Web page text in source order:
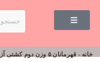
خانه - قهرمانان ۵ وزن دوم کشتی آزاد جام تختی اشکار شدند – مهتاب من